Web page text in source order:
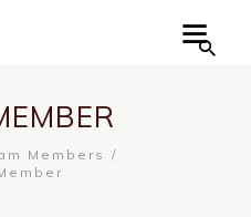
Members